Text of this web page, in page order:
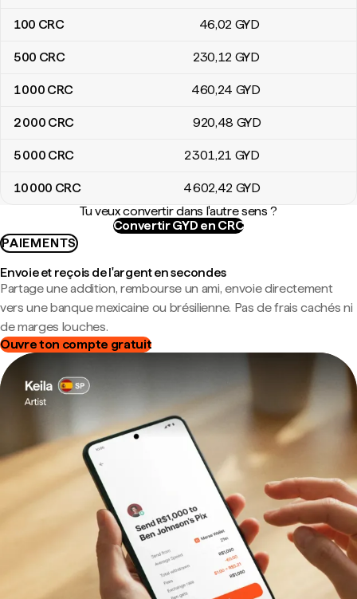
100 CRC 46,02 GYD
500 CRC 230,12 GYD
1 000 CRC 460,24 GYD
2 000 CRC 920,48 GYD
5 000 CRC 2 301,21 GYD
10 000 CRC 4 602,42 GYD
Tu veux convertir dans l'autre sens ?
Convertir GYD en CRC
PAIEMENTS
Envoie et reçois de l'argent en secondes
Partage une addition, rembourse un ami, envoie directement
vers une banque mexicaine ou brésilienne. Pas de frais cachés ni
de marges louches.
Ouvre ton compte gratuit